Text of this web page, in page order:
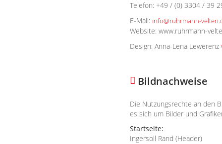
Telefon: +49 / (0) 3304 / 39
E-Mail: info@ruhrmann-
Website: www.ruhrmann-
Design: Anna-Lena Lewerenz
Bildnachweise
Die Nutzungsrechte an den
es sich um Bilder und
Startseite:
Ingersoll Rand (Header)